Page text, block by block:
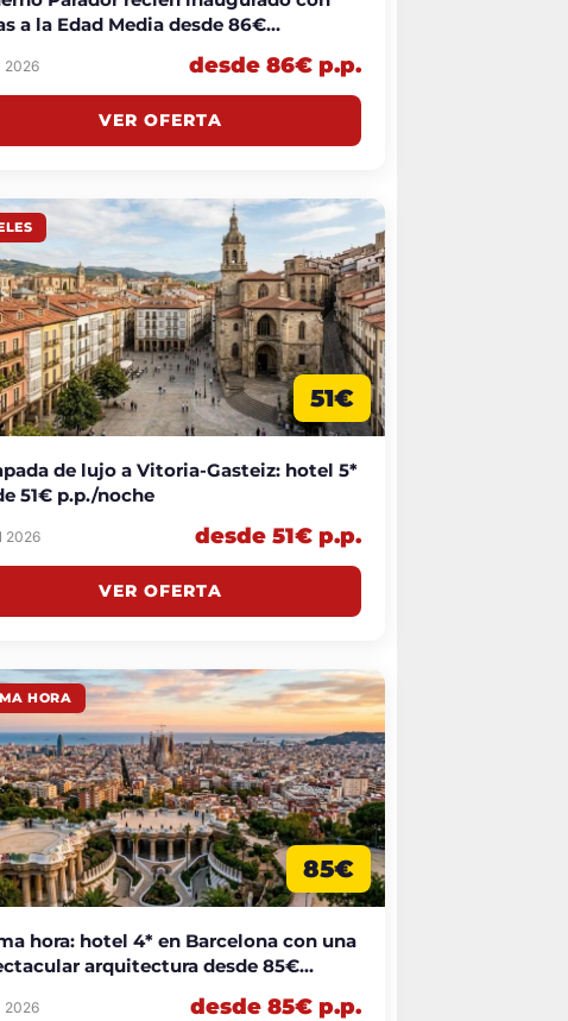
a la Edad Media desde 86€
2026 desde 86€ p.p.
VER OFERTA
51€
de lujo a Vitoria-Gasteiz: hotel 5*
51€ p.p./noche
2026 desde 51€ p.p.
VER OFERTA
HORA
85€
hora: hotel 4* en Barcelona con una
arquitectura desde 85€
2026 desde 85€ p.p.